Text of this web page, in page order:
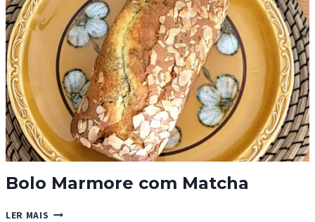
CANELA
Bolo Marmore com Matcha
LER MAIS BOLO